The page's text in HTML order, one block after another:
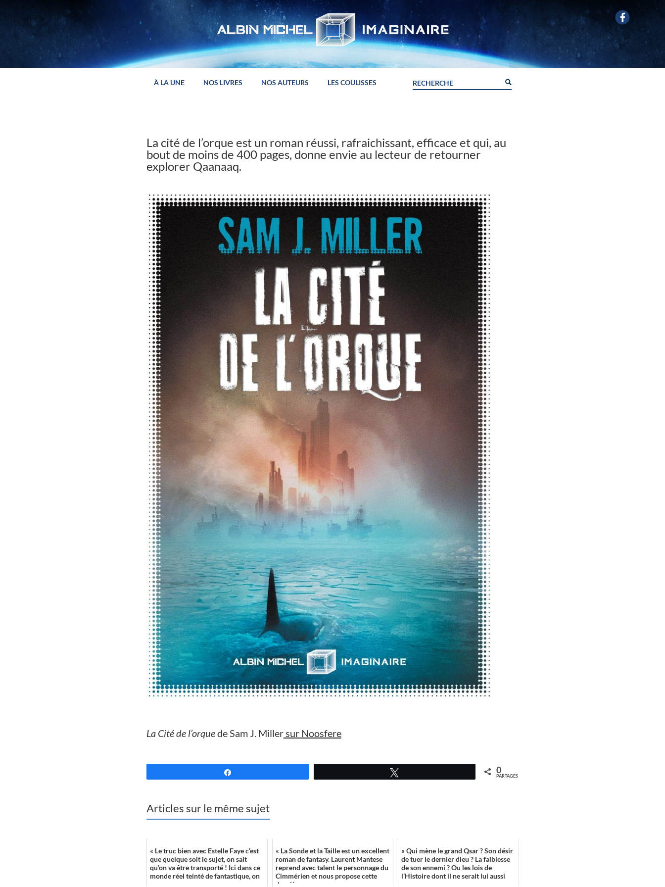
À LA UNE NOS LIVRES NOS AUTEURS LES COULISSES
La cité de l’orque est un roman réussi, rafraichissant, efficace et qui, au
bout de moins de 400 pages, donne envie au lecteur de retourner
explorer Qaanaaq.
La Cité de l’orquede Sam J. Millersur Noosfere
0
PARTAGES
Articles sur le même sujet
« Le truc bien avec Estelle Faye c’est
que quelque soit le sujet, on sait
qu’on va être transporté ! Ici dans ce
monde réel teinté de fantastique, on
« La Sonde et la Taille est un excellent
roman de fantasy. Laurent Mantese
reprend avec talent le personnage du
Cimmérien et nous propose cette
derniè...
« Qui mène le grand Qsar ? Son désir
de tuer le dernier dieu ? La faiblesse
de son ennemi ? Ou les lois de
l’Histoire dont il ne serait lui aussi